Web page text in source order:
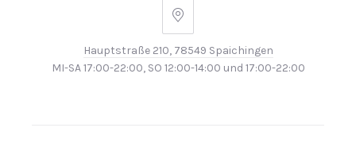
Hauptstraße 210, 78549 Spaichingen
MI-SA 17:00-22:00, SO 12:00-14:00 und 17:00-22:00